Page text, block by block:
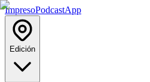
ImpresoPodcastApp
Edición